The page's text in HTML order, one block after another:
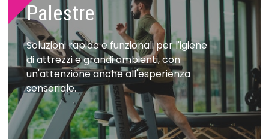
Palestre
Soluzioni rapide e funzionali per l'igiene
di attrezzi e grandi ambienti, con
un'attenzione anche all'esperienza
sensoriale.